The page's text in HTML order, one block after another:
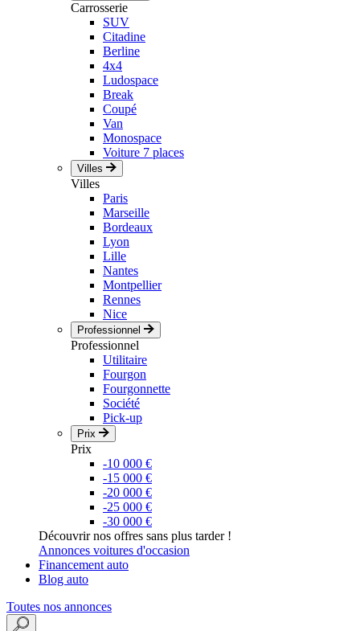
Carrosserie
SUV
Citadine
Berline
4x4
Ludospace
Break
Coupé
Van
Monospace
Voiture 7 places
Villes
Villes
Paris
Marseille
Bordeaux
Lyon
Lille
Nantes
Montpellier
Rennes
Nice
Professionnel
Professionnel
Utilitaire
Fourgon
Fourgonnette
Société
Pick-up
Prix
Prix
-10 000 €
-15 000 €
-20 000 €
-25 000 €
-30 000 €
Découvrir nos offres sans plus tarder !
Annonces voitures d'occasion
Financement auto
Blog auto
Toutes nos annonces